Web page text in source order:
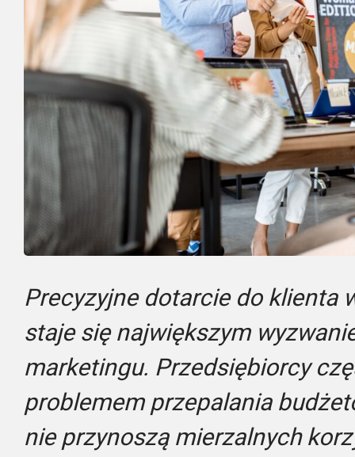
Precyzyjne dotarcie do klienta
staje się największym
marketingu. Przedsiębiorcy
problemem przepalania
nie przynoszą mierzalnych